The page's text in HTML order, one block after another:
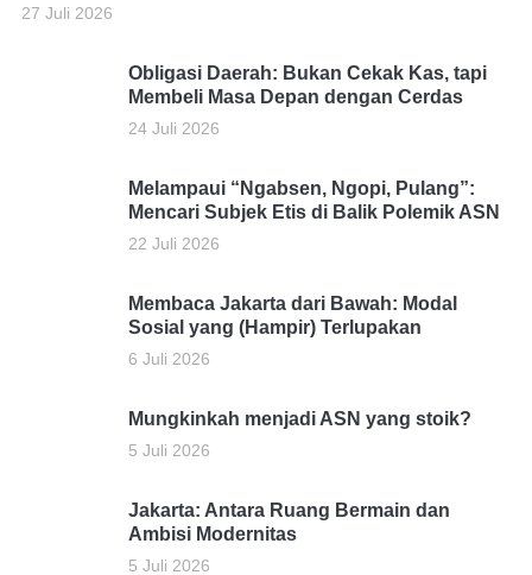
27 Juli 2026
Obligasi Daerah: Bukan Cekak Kas, tapi
Membeli Masa Depan dengan Cerdas
24 Juli 2026
Melampaui “Ngabsen, Ngopi, Pulang”:
Mencari Subjek Etis di Balik Polemik ASN
22 Juli 2026
Membaca Jakarta dari Bawah: Modal
Sosial yang (Hampir) Terlupakan
6 Juli 2026
Mungkinkah menjadi ASN yang stoik?
5 Juli 2026
Jakarta: Antara Ruang Bermain dan
Ambisi Modernitas
5 Juli 2026